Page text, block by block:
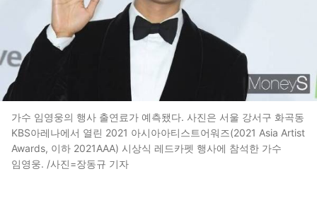
가수 임영웅의 행사 출연료가 예측됐다. 사진은 서울 강서구 화곡동
KBS아레나에서 열린 2021 아시아아티스트어워즈(2021 Asia Artist
Awards, 이하 2021AAA) 시상식 레드카펫 행사에 참석한 가수
임영웅. /사진=장동규 기자